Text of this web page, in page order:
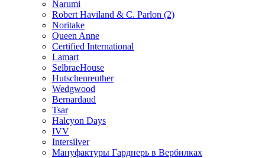
Narumi
Robert Haviland & C. Parlon (2)
Noritakе
Queen Anne
Certified International
Lamart
SelbraeHouse
Hutschenreuther
Wedgwood
Bernardaud
Tsar
Halcyon Days
IVV
Intersilver
Мануфактуры Гарднерь в Вербилках